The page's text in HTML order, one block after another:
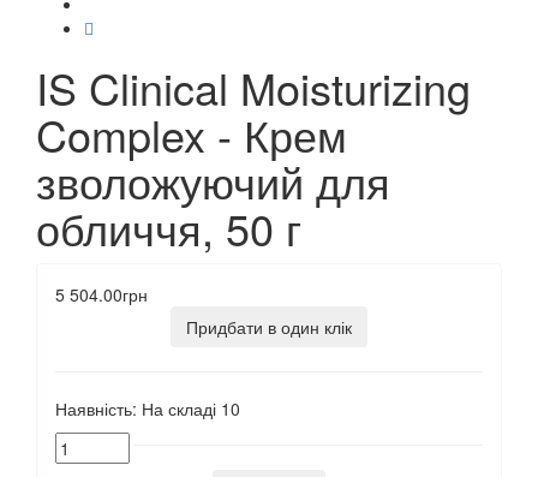
IS Clinical Moisturizing
Complex - Крем
зволожуючий для
обличчя, 50 г
5 504.00грн
Придбати в один клік
Наявність: На складі 10